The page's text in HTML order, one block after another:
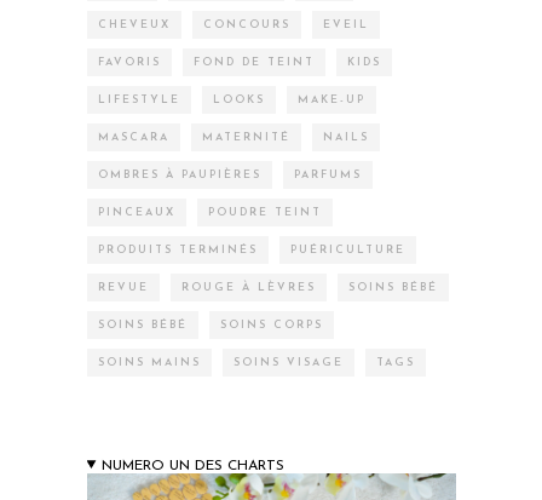
CHEVEUX CONCOURS EVEIL
FAVORIS FOND DE TEINT KIDS
LIFESTYLE LOOKS MAKE-UP
MASCARA MATERNITÉ NAILS
OMBRES À PAUPIÈRES PARFUMS
PINCEAUX POUDRE TEINT
PRODUITS TERMINÉS PUÉRICULTURE
REVUE ROUGE À LÈVRES SOINS BÉBÉ
SOINS BÉBÉ SOINS CORPS
SOINS MAINS SOINS VISAGE TAGS
NUMERO UN DES CHARTS